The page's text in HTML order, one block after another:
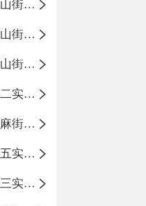
沂源县历山街道办事处振兴路小学
沂源县历山街道办事处荆山路小学
沂源县历山街道办事处鲁山路小学
沂源县第二实验中学
沂源县南麻街道办事处中心小学
沂源县第五实验小学
沂源县第三实验小学